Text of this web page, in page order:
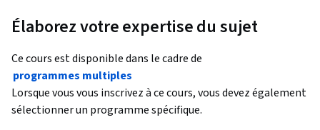
Élaborez votre expertise du sujet
Ce cours est disponible dans le cadre de
programmes multiples
Lorsque vous vous inscrivez à ce cours, vous devez également
sélectionner un programme spécifique.